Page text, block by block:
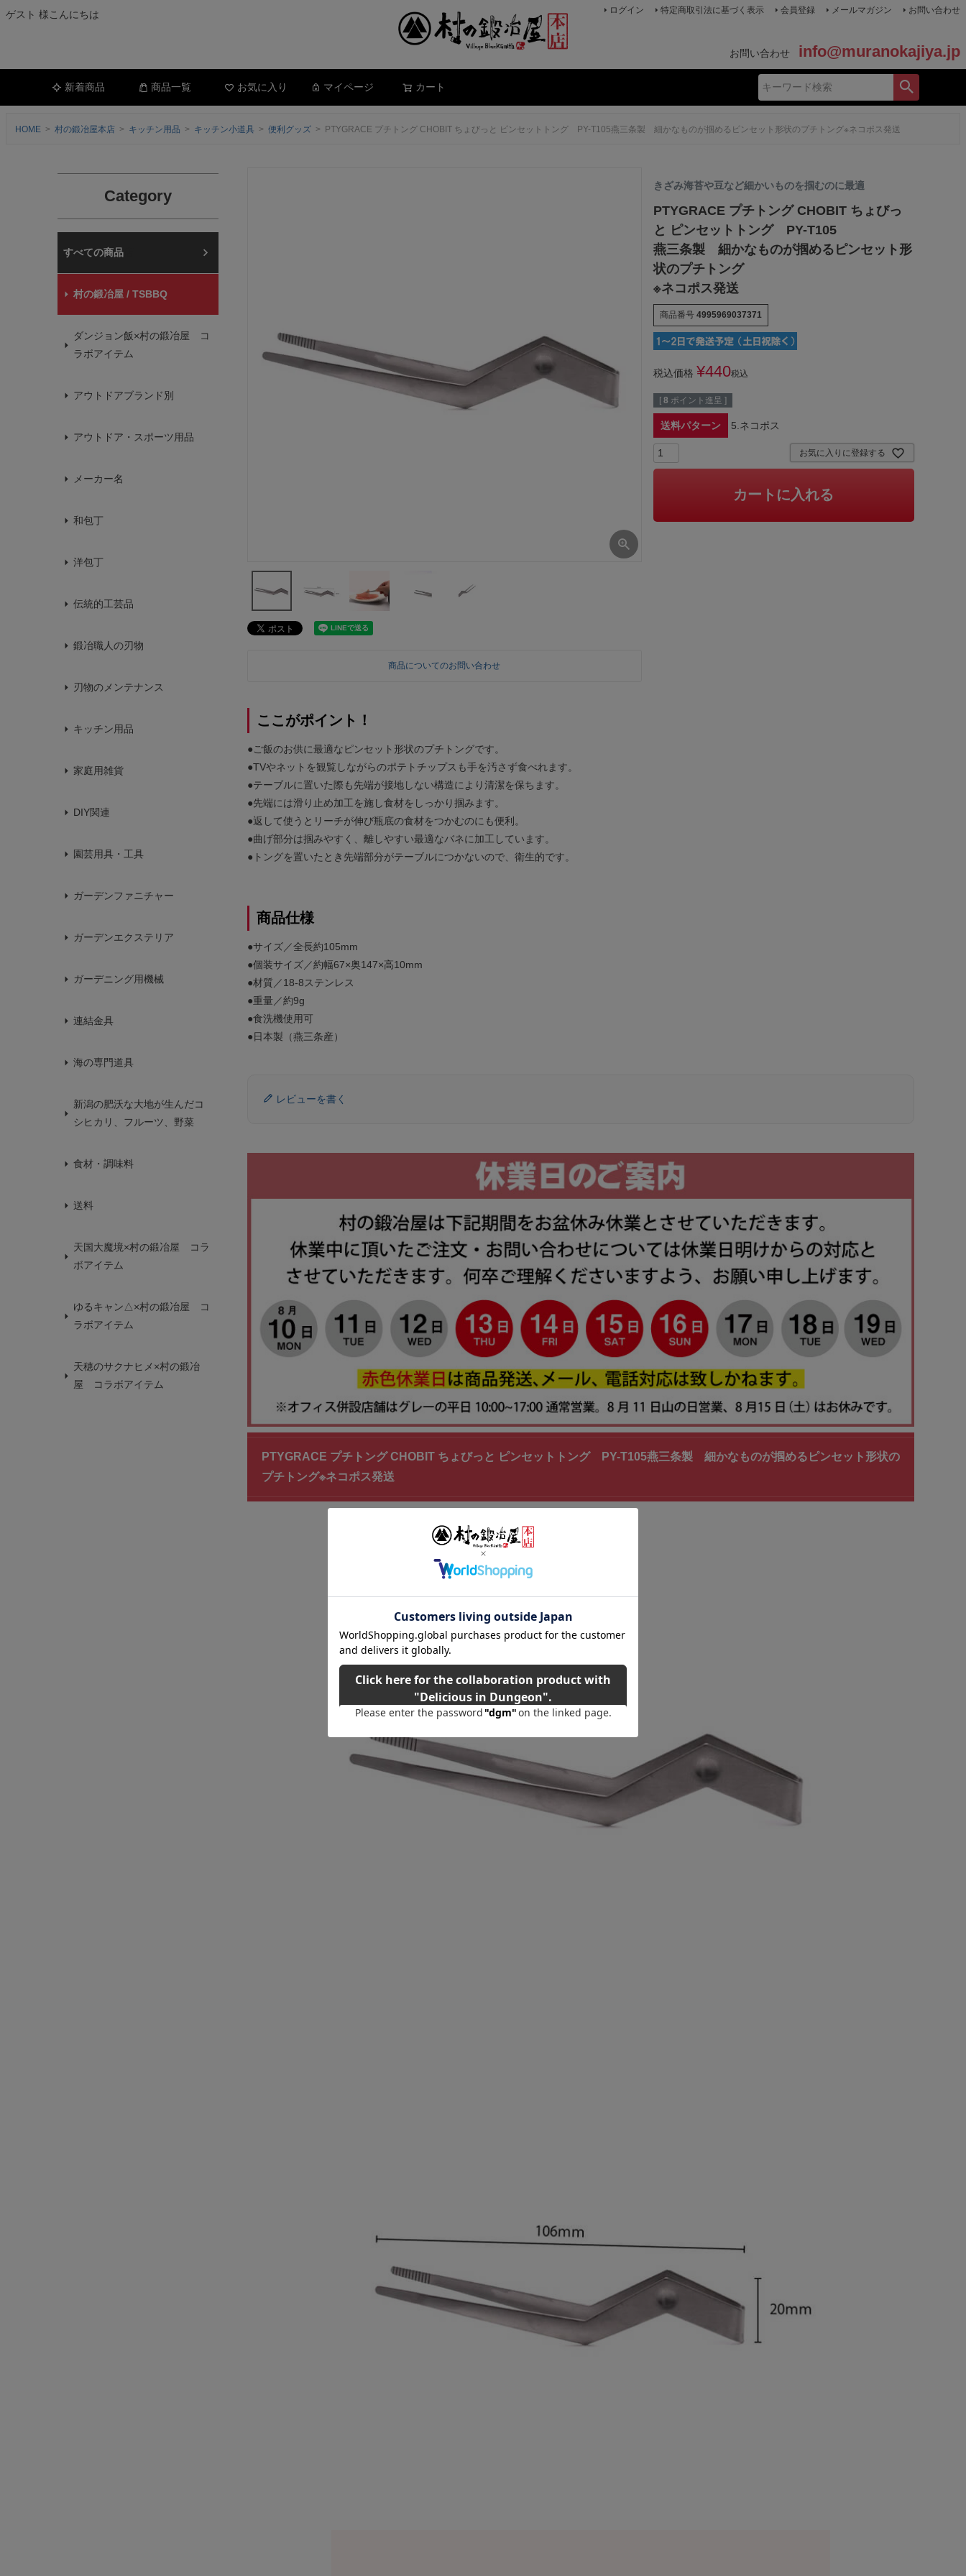
ゲスト 様こんにちは ログイン 特定商取引法に基づく表示 会員登録 メールマガジン お問い合わせ
お問い合わせ info@muranokajiya.jp
新着商品 商品一覧 お気に入り マイページ カート
HOME 村の鍛冶屋本店 キッチン用品 キッチン小道具 便利グッズ PTYGRACE プチトング CHOBIT ちょびっと ピンセットトング PY-T105燕三条製 細かなものが掴めるピンセット形状のプチトング※ネコポス発送
Category
村の鍛冶屋本店
村の鍛冶屋 / TSBBQ
ダンジョン飯×村の鍛冶屋 コ
ラボアイテム
アウトドアブランド別
アウトドア・スポーツ用品
メーカー名
和包丁
洋包丁
伝統的工芸品
鍛冶職人の刃物
刃物のメンテナンス
キッチン用品
家庭用雑貨
DIY関連
園芸用具・工具
ガーデンファニチャー
ガーデンエクステリア
ガーデニング用機械
連結金具
海の専門道具
新潟の肥沃な大地が生んだコ
シヒカリ、フルーツ、野菜
食材・調味料
送料
天国大魔境×村の鍛冶屋 コラ
ボアイテム
ゆるキャン△×村の鍛冶屋 コ
ラボアイテム
天穂のサクナヒメ×村の鍛冶
屋 コラボアイテム
商品についてのお問い合わせ
きざみ海苔や豆など細かいものを掴むのに最適
PTYGRACE プチトング CHOBIT ちょびっ
と ピンセットトング PY-T105
燕三条製 細かなものが掴めるピンセット形
状のプチトング
※ネコポス発送
商品番号 4995969037371
税込価格 ¥440税込
[ 8 ポイント進呈 ]
送料パターン 5.ネコポス
お気に入りに登録する
カートに入れる
ここがポイント！
●ご飯のお供に最適なピンセット形状のプチトングです。
●TVやネットを観覧しながらのポテトチップスも手を汚さず食べれます。
●テーブルに置いた際も先端が接地しない構造により清潔を保ちます。
●先端には滑り止め加工を施し食材をしっかり掴みます。
●返して使うとリーチが伸び瓶底の食材をつかむのにも便利。
●曲げ部分は掴みやすく、離しやすい最適なバネに加工しています。
●トングを置いたとき先端部分がテーブルにつかないので、衛生的です。
商品仕様
●サイズ／全長約105mm
●個装サイズ／約幅67×奥147×高10mm
●材質／18-8ステンレス
●重量／約9g
●食洗機使用可
●日本製（燕三条産）
レビューを書く
PTYGRACE プチトング CHOBIT ちょびっと ピンセットトング PY-T105燕三条製 細かなものが掴めるピンセット形状の
プチトング※ネコポス発送